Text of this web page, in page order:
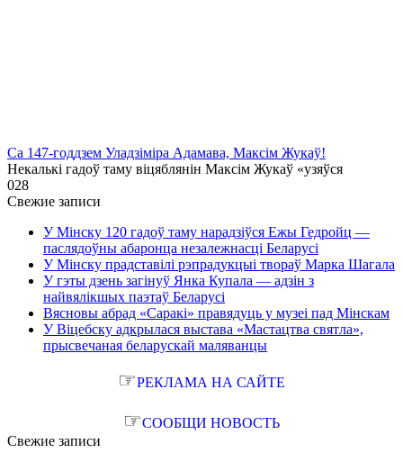
Са 147-годдзем Уладзіміра Адамава, Максім Жукаў!
Некалькі гадоў таму віцяблянін Максім Жукаў «узяўся
028
Свежие записи
У Мінску 120 гадоў таму нарадзіўся Ежы Гедройц —
паслядоўны абаронца незалежнасці Беларусі
У Мінску прадставілі рэпрадукцыі твораў Марка Шагала
У гэты дзень загінуў Янка Купала — адзін з
найвялікшых паэтаў Беларусі
Вясновы абрад «Саракі» правядуць у музеі пад Мінскам
У Віцебску адкрылася выстава «Мастацтва святла»,
прысвечаная беларускай маляванцы
☞РЕКЛАМА НА САЙТЕ
☞СООБЩИ НОВОСТЬ
Свежие записи